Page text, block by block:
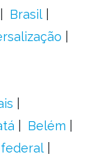
Brasil
Belém